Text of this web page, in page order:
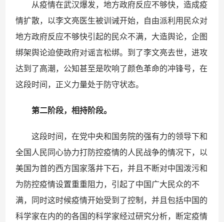
从疫情在武汉爆发，地方政府反应不够快，造成疫
情扩散，以李文亮医生被训诫开始，自由派利用民众对
地方政府反应不够快引起的民众不满，大造舆论，企图
绑架舆论迫使政府对谣言松绑。到了李文亮去世，进攻
达到了高潮，公知甚至是吹响了颜色革命的冲锋号，在
这段时间，正义力量处于防守状态。
第二阶段，相持阶段。
这段时间，在党中央和国务院的强有力的领导下和
全国人民同心协力打防控疫情的人民战争的情况下，以
美国为首的西方国家落井下石，并且不断对中国泼污和
为防控疫情设置重重阻力，引起了中国广大民众的不
满，同时这时候疫情开始受到了控制，并且包括中国的
科学家在内的的各国的科学家经过研究分析，断定疫情